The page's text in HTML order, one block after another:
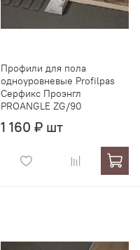
Профили для пола
одноуровневые Profilpas
Серфикс Проэнгл
PROANGLE ZG/90
1 160 ₽ шт